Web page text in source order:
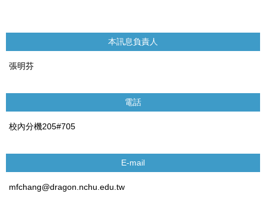
本訊息負責人
張明芬
電話
校內分機205#705
E-mail
mfchang@dragon.nchu.edu.tw